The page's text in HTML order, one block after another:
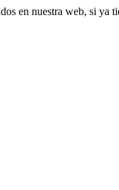
en nuestra web, si ya